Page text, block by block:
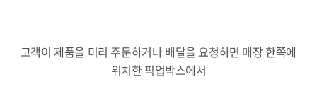
고객이 제품을 미리 주문하거나 배달을 요청하면 매장 한쪽에
위치한 픽업박스에서